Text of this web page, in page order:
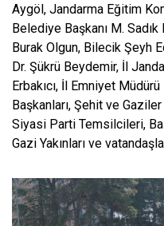
Aygöl, Jandarma Eğitim
Belediye Başkanı M.
Burak Olgun, Bilecik Şeyh
Dr. Şükrü Beydemir, İl
Erbakıcı, İl Emniyet
Başkanları, Şehit ve
Siyasi Parti Temsilcileri,
Gazi Yakınları ve